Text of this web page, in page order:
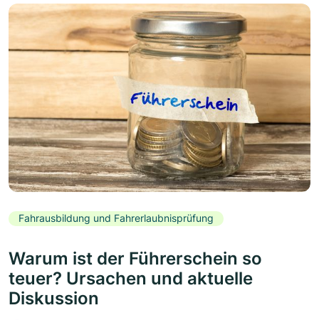
Fahrausbildung und Fahrerlaubnisprüfung
Warum ist der Führerschein so
teuer? Ursachen und aktuelle
Diskussion